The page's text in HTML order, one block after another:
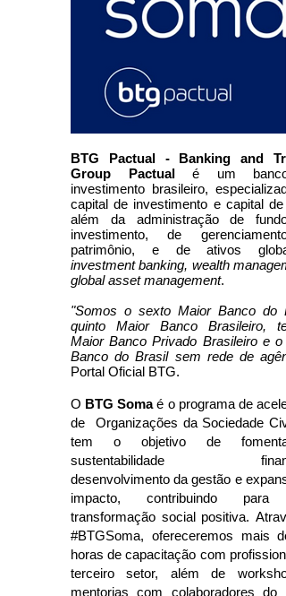
BTG Pactual - Banking and
Group Pactualé um
investimento brasileiro,
capital de investimento e capital de
além da administração de
investimento, de
patrimônio, e de ativos
investment banking, wealth
global asset management.
"Somos o sexto Maior Banco do
quinto Maior Banco Brasileiro,
Maior Banco Privado Brasileiro e o
Banco do Brasil sem rede de
Portal Oficial BTG.
O BTG Somaé o programa de
de Organizações da Sociedade
tem o objetivo de
sustentabilidade
desenvolvimento da gestão e
impacto, contribuindo para
transformação social positiva.
#BTGSoma, ofereceremos mais
horas de capacitação com
terceiro setor, além de
mentorias com colaboradores do